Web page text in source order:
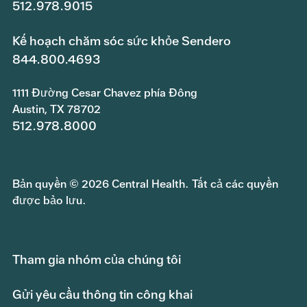
512.978.9015
Kế hoạch chăm sóc sức khỏe Sendero
844.800.4693
1111 Đường Cesar Chavez phía Đông
Austin, TX 78702
512.978.8000
Bản quyền © 2026 Central Health. Tất cả các quyền
được bảo lưu.
Tham gia nhóm của chúng tôi
Gửi yêu cầu thông tin công khai